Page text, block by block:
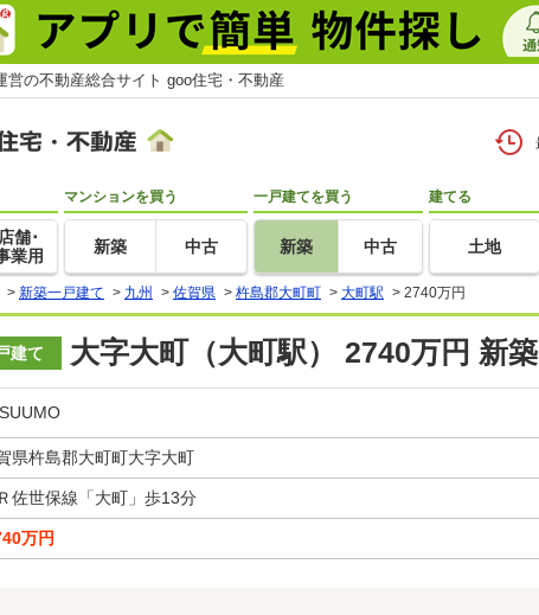
営の不動産総合サイト goo住宅・不動産
店舗･
業用
マンションを買う
新築 中古
一戸建てを買う
新築 中古
建てる
土地
> 新築一戸建て > 九州 > 佐賀県 > 杵島郡大町町 > 大町駅 > 2740万円
建て 大字大町（大町駅） 2740万円 新
SUUMO
県杵島郡大町町大字大町
佐世保線「大町」歩13分
万円